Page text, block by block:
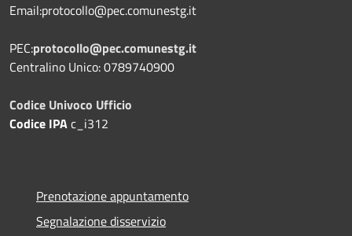
Email:protocollo@pec.comunestg.it
PEC:protocollo@pec.comunestg.it
Centralino Unico: 0789740900
Codice Univoco Ufficio
Codice IPAc_i312
Prenotazione appuntamento
Segnalazione disservizio